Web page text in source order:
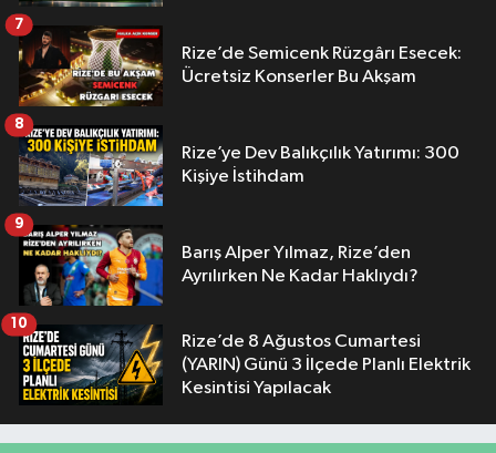
Rize’de Semicenk Rüzgârı Esecek:
Ücretsiz Konserler Bu Akşam
7
Rize’ye Dev Balıkçılık Yatırımı: 300
Kişiye İstihdam
8
Barış Alper Yılmaz, Rize’den
Ayrılırken Ne Kadar Haklıydı?
9
Rize’de 8 Ağustos Cumartesi
(YARIN) Günü 3 İlçede Planlı Elektrik
Kesintisi Yapılacak
10